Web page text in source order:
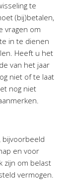
te
(bij)betalen,
vragen om
in te dienen
Heeft u het
van het jaar
niet of te laat
nog niet
bijvoorbeeld
en voor
zijn om belast
vermogen.